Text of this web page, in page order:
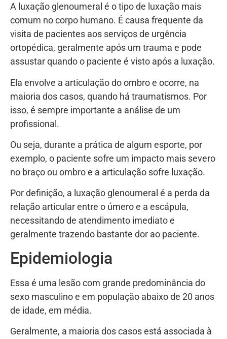
A luxação glenoumeral é o tipo de luxação mais
comum no corpo humano. É causa frequente da
visita de pacientes aos serviços de urgência
ortopédica, geralmente após um trauma e pode
assustar quando o paciente é visto após a luxação.
Ela envolve a articulação do ombro e ocorre, na
maioria dos casos, quando há traumatismos. Por
isso, é sempre importante a análise de um
profissional.
Ou seja, durante a prática de algum esporte, por
exemplo, o paciente sofre um impacto mais severo
no braço ou ombro e a articulação sofre luxação.
Por definição, a luxação glenoumeral é a perda da
relação articular entre o úmero e a escápula,
necessitando de atendimento imediato e
geralmente trazendo bastante dor ao paciente.
Epidemiologia
Essa é uma lesão com grande predominância do
sexo masculino e em população abaixo de 20 anos
de idade, em média.
Geralmente, a maioria dos casos está associada à